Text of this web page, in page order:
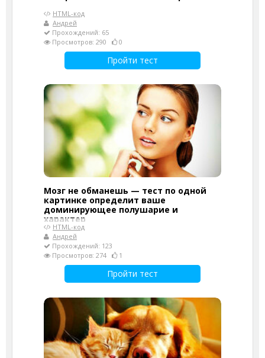
HTML-код
Андрей
Прохождений: 65
Просмотров: 290
0
Пройти тест
Мозг не обманешь — тест по одной
картинке определит ваше
доминирующее полушарие и
характер
HTML-код
Андрей
Прохождений: 123
Просмотров: 274
1
Пройти тест